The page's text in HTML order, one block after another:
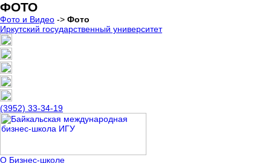
ФОТО
Фото и Видео -> Фото
Иркутский государственный университет
(3952) 33-34-19
О Бизнес-школе